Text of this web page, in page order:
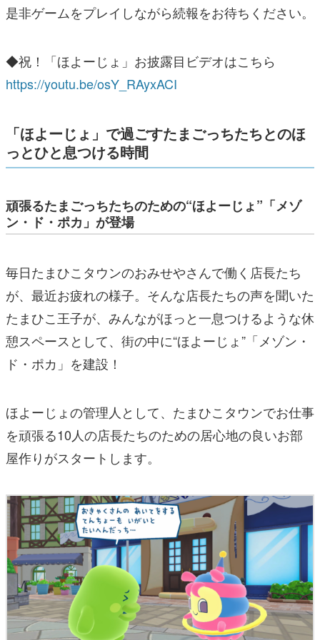
是非ゲームをプレイしながら続報をお待ちください。
◆祝！「ほよーじょ」お披露目ビデオはこちら
https://youtu.be/osY_RAyxACI
「ほよーじょ」で過ごすたまごっちたちとのほ
っとひと息つける時間
頑張るたまごっちたちのための“ほよーじょ”「メゾ
ン・ド・ポカ」が登場
毎日たまひこタウンのおみせやさんで働く店長たち
が、最近お疲れの様子。そんな店長たちの声を聞いた
たまひこ王子が、みんながほっと一息つけるような休
憩スペースとして、街の中に“ほよーじょ”「メゾン・
ド・ポカ」を建設！
ほよーじょの管理人として、たまひこタウンでお仕事
を頑張る10人の店長たちのための居心地の良いお部
屋作りがスタートします。